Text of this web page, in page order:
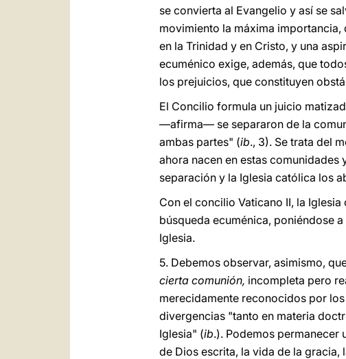
se convierta al Evangelio y así se
movimiento la máxima
en la Trinidad y en Cristo, y una
ecuménico exige, además, que
los prejuicios, que constituyen
El Concilio formula un juicio
―afirma― se separaron de la
ambas partes" (ib., 3). Se trata del
ahora nacen en estas
separación y la Iglesia católica los
Con el concilio Vaticano II, la
búsqueda ecuménica, poniéndose
Iglesia.
5. Debemos observar, asimismo,
cierta comunión, incompleta pero
merecidamente reconocidos por
divergencias "tanto en materia
Iglesia" (ib.). Podemos permanecer
de Dios escrita, la vida de la